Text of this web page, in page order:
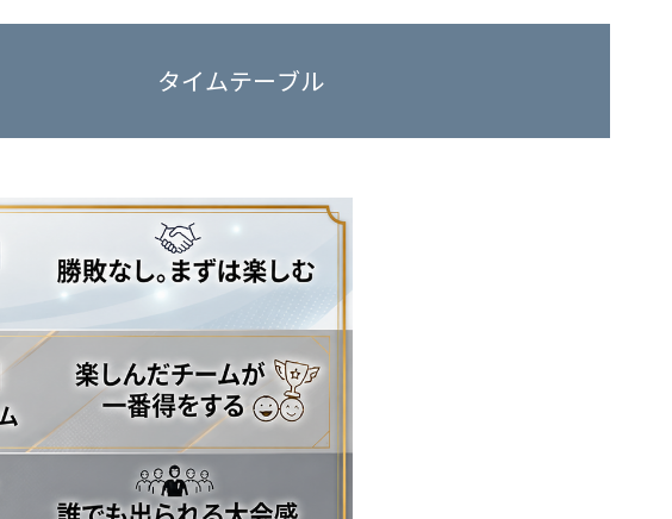
タイムテーブル